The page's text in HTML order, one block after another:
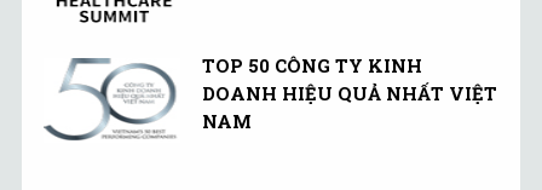
TOP 50 CÔNG TY KINH
DOANH HIỆU QUẢ NHẤT VIỆT
NAM